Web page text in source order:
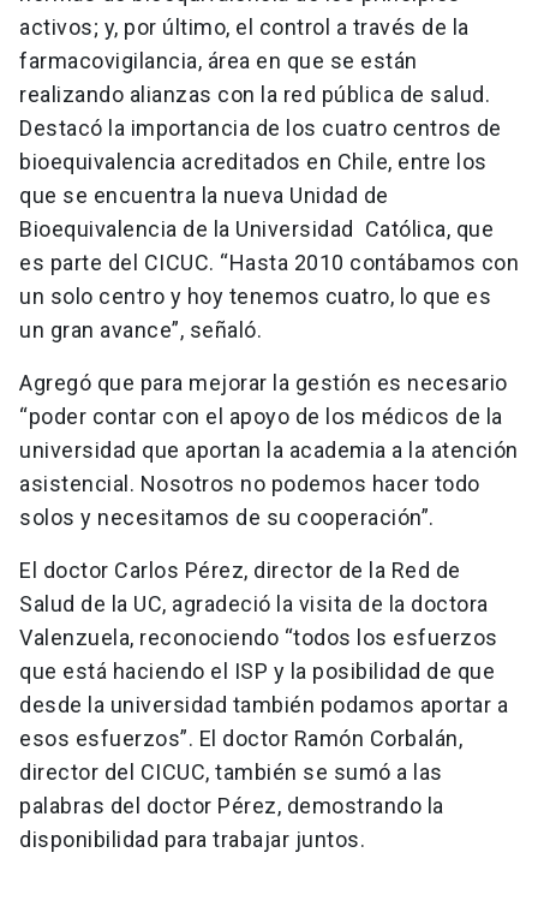
activos; y, por último, el control a través de la
farmacovigilancia, área en que se están
realizando alianzas con la red pública de salud.
Destacó la importancia de los cuatro centros de
bioequivalencia acreditados en Chile, entre los
que se encuentra la nueva Unidad de
Bioequivalencia de la Universidad Católica, que
es parte del CICUC. “Hasta 2010 contábamos con
un solo centro y hoy tenemos cuatro, lo que es
un gran avance”, señaló.
Agregó que para mejorar la gestión es necesario
“poder contar con el apoyo de los médicos de la
universidad que aportan la academia a la atención
asistencial. Nosotros no podemos hacer todo
solos y necesitamos de su cooperación”.
El doctor Carlos Pérez, director de la Red de
Salud de la UC, agradeció la visita de la doctora
Valenzuela, reconociendo “todos los esfuerzos
que está haciendo el ISP y la posibilidad de que
desde la universidad también podamos aportar a
esos esfuerzos”. El doctor Ramón Corbalán,
director del CICUC, también se sumó a las
palabras del doctor Pérez, demostrando la
disponibilidad para trabajar juntos.